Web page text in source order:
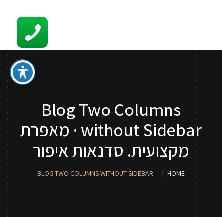
סדנאות איפור לנערות וילדות
Blog Two Columns
without Sidebar · מאפרת
מקצועית. סדנאות איפור
HOME
BLOG TWO COLUMNS WITHOUT SIDEBAR